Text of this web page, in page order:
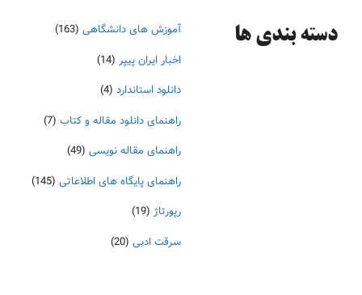
دسته‌ بندی ها آموزش های دانشگاهی (163)
اخبار ایران پیپر (14)
دانلود استاندارد (4)
راهنمای دانلود مقاله و کتاب (7)
راهنمای مقاله نویسی (49)
راهنمای پایگاه های اطلاعاتی (145)
رپورتاژ (19)
سرقت ادبی (20)